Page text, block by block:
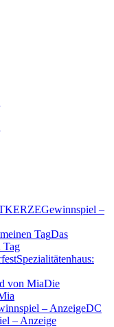
Gewinnspiel –
Das
Tag
Spezialitätenhaus:
Die
DC
– Anzeige